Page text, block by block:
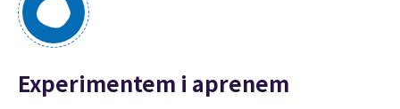
Experimentem i aprenem